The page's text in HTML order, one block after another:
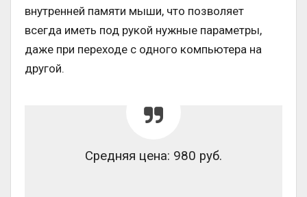
внутренней памяти мыши, что позволяет
всегда иметь под рукой нужные параметры,
даже при переходе с одного компьютера на
другой.
Средняя цена: 980 руб.